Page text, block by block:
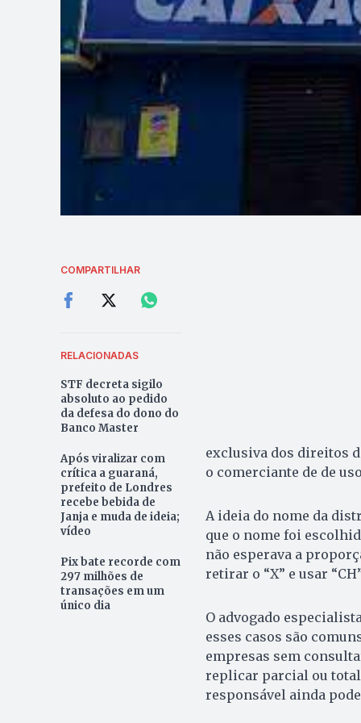
COMPARTILHAR
RELACIONADAS
STF decreta sigilo
absoluto ao pedido
da defesa do dono do
Banco Master
Após viralizar com
crítica a guaraná,
prefeito de Londres
recebe bebida de
Janja e muda de ideia;
vídeo
Pix bate recorde com
297 milhões de
transações em um
único dia
exclusiva dos direitos
o comerciante de de
A ideia do nome da
que o nome foi
não esperava a
retirar o “X” e usar
O advogado
esses casos são
empresas sem
replicar parcial ou
responsável ainda